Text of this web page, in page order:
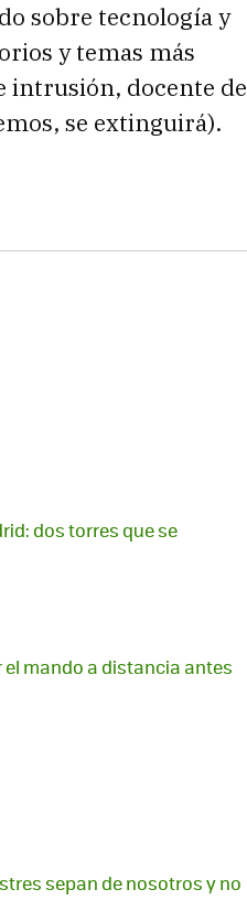
sobre tecnología y
y temas más
intrusión, docente de
se extinguirá).
dos torres que se
el mando a distancia antes
sepan de nosotros y no